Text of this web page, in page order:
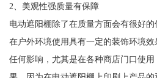
2、美观性强质量有保障
电动遮阳棚除了在质量方面会有很好的
在户外环境使用具有一定的装饰环境
任何影响，尤其是在各种商店门口使